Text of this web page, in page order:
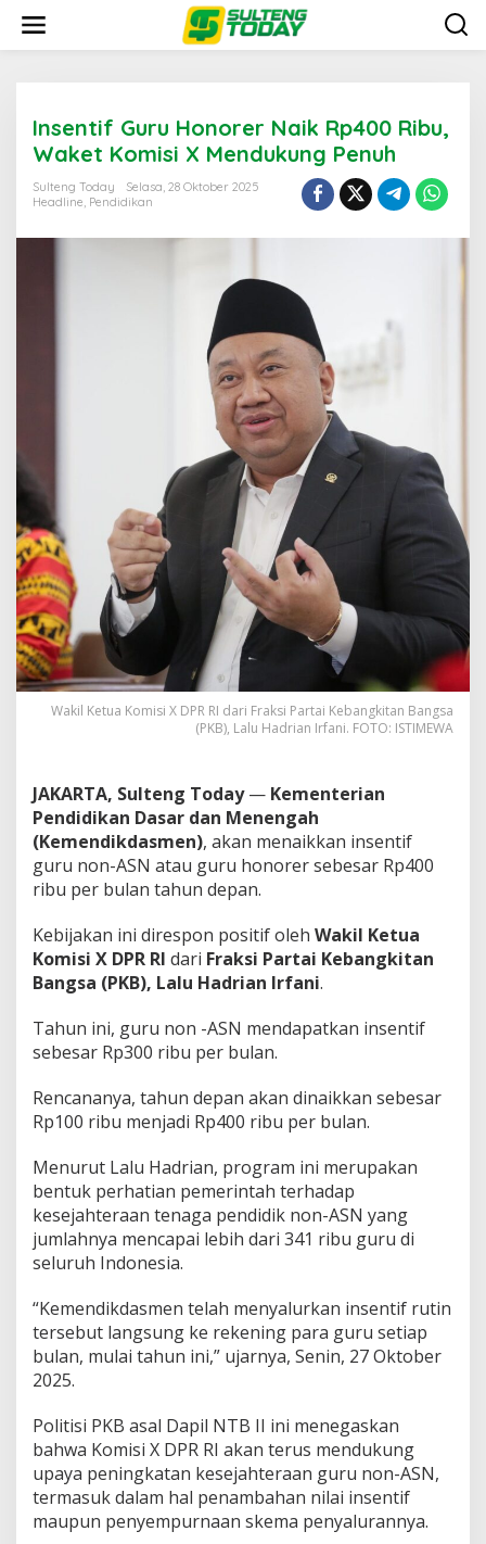
konten
Insentif Guru Honorer Naik Rp400 Ribu,
Waket Komisi X Mendukung Penuh
Sulteng Today
Selasa, 28 Oktober 2025
Headline, Pendidikan
Wakil Ketua Komisi X DPR RI dari Fraksi Partai Kebangkitan Bangsa
(PKB), Lalu Hadrian Irfani. FOTO: ISTIMEWA
JAKARTA, Sulteng Today— Kementerian
Pendidikan Dasar dan Menengah
(Kemendikdasmen), akan menaikkan insentif
guru non-ASN atau guru honorer sebesar Rp400
ribu per bulan tahun depan.
Kebijakan ini direspon positif oleh Wakil Ketua
Komisi X DPR RI dari Fraksi Partai Kebangkitan
Bangsa (PKB), Lalu Hadrian Irfani.
Tahun ini, guru non -ASN mendapatkan insentif
sebesar Rp300 ribu per bulan.
Rencananya, tahun depan akan dinaikkan sebesar
Rp100 ribu menjadi Rp400 ribu per bulan.
Menurut Lalu Hadrian, program ini merupakan
bentuk perhatian pemerintah terhadap
kesejahteraan tenaga pendidik non-ASN yang
jumlahnya mencapai lebih dari 341 ribu guru di
seluruh Indonesia.
“Kemendikdasmen telah menyalurkan insentif rutin
tersebut langsung ke rekening para guru setiap
bulan, mulai tahun ini,” ujarnya, Senin, 27 Oktober
2025.
Politisi PKB asal Dapil NTB II ini menegaskan
bahwa Komisi X DPR RI akan terus mendukung
upaya peningkatan kesejahteraan guru non-ASN,
termasuk dalam hal penambahan nilai insentif
maupun penyempurnaan skema penyalurannya.